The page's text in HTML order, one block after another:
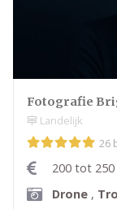
Fotografie
Landelijk
26
200 tot 250
Drone ,